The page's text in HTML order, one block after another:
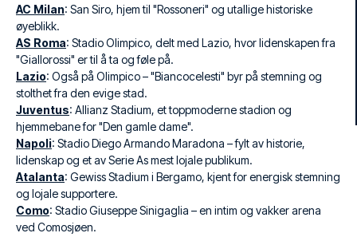
AC Milan: San Siro, hjem til "Rossoneri" og utallige historiske
øyeblikk.
AS Roma: Stadio Olimpico, delt med Lazio, hvor lidenskapen fra
"Giallorossi" er til å ta og føle på.
Lazio: Også på Olimpico – "Biancocelesti" byr på stemning og
stolthet fra den evige stad.
Juventus: Allianz Stadium, et toppmoderne stadion og
hjemmebane for "Den gamle dame".
Napoli: Stadio Diego Armando Maradona – fylt av historie,
lidenskap og et av Serie As mest lojale publikum.
Atalanta: Gewiss Stadium i Bergamo, kjent for energisk stemning
og lojale supportere.
Como: Stadio Giuseppe Sinigaglia – en intim og vakker arena
ved Comosjøen.